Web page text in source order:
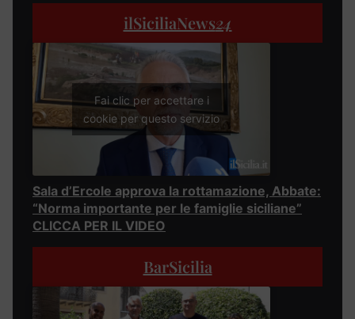
ilSiciliaNews24
Fai clic per accettare i
cookie per questo servizio
Sala d’Ercole approva la rottamazione, Abbate:
“Norma importante per le famiglie siciliane”
CLICCA PER IL VIDEO
BarSicilia